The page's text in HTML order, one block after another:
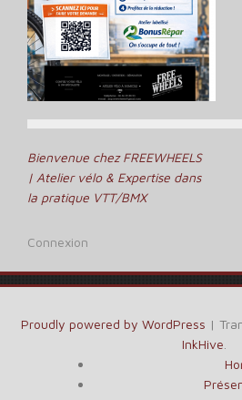
Navigation
de
Bienvenue chez FREEWHEELS
| Atelier vélo & Expertise dans
la pratique VTT/BMX
Connexion
Proudly powered by WordPress |
InkHive